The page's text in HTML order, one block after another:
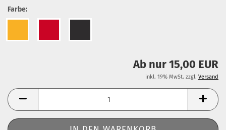
Farbe:
Ab nur 15,00 EUR
inkl. 19% MwSt. zzgl. Versand